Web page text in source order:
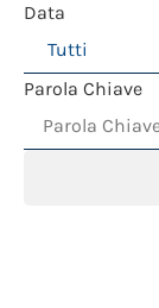
Data
Parola Chiave